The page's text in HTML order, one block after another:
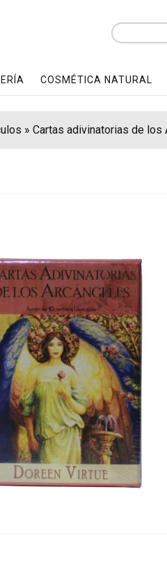
COSMÉTICA NATURAL
» Cartas adivinatorias de los